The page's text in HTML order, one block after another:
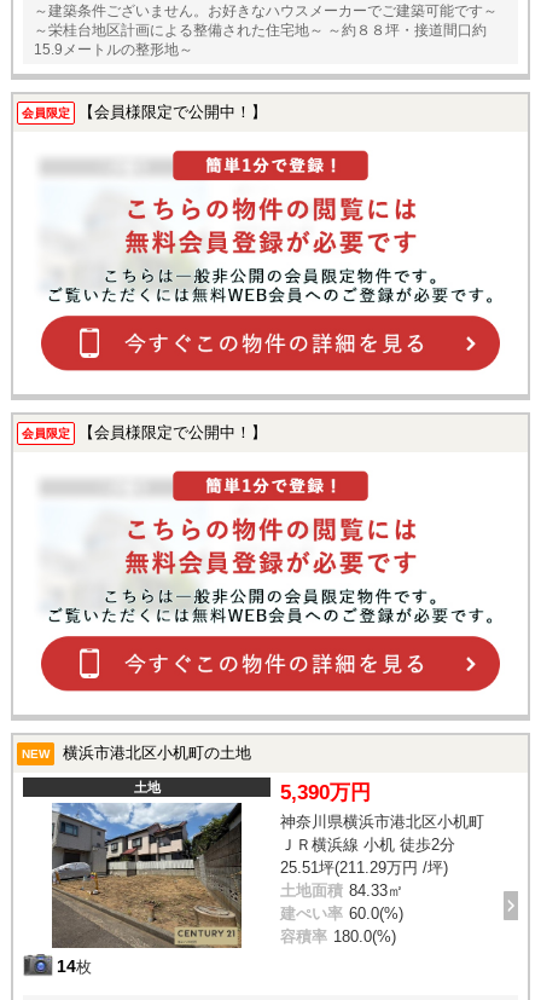
～建築条件ございません。お好きなハウスメーカーでご建築可能です～
～栄桂台地区計画による整備された住宅地～ ～約８８坪・接道間口約
15.9メートルの整形地～
会員限定 【会員様限定で公開中！】
会員限定 【会員様限定で公開中！】
NEW 横浜市港北区小机町の土地
土地
14枚
5,390万円
神奈川県横浜市港北区小机町
ＪＲ横浜線 小机 徒歩2分
25.51坪(211.29万円 /坪)
土地面積 84.33㎡
建ぺい率 60.0(%)
容積率 180.0(%)